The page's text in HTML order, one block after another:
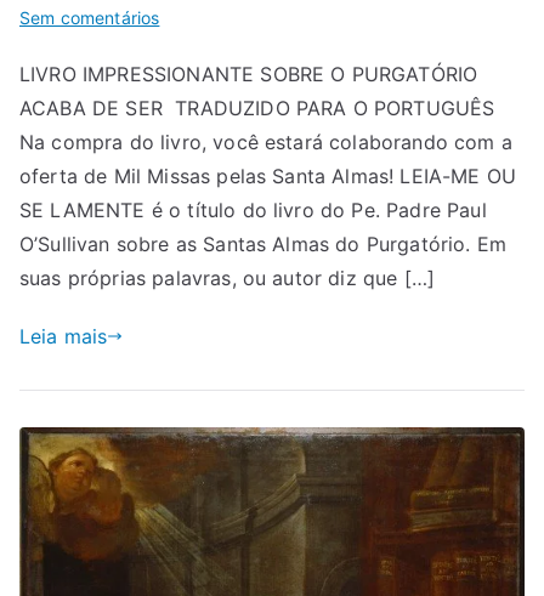
Sem comentários
LIVRO IMPRESSIONANTE SOBRE O PURGATÓRIO
ACABA DE SER TRADUZIDO PARA O PORTUGUÊS
Na compra do livro, você estará colaborando com a
oferta de Mil Missas pelas Santa Almas! LEIA-ME OU
SE LAMENTE é o título do livro do Pe. Padre Paul
O’Sullivan sobre as Santas Almas do Purgatório. Em
suas próprias palavras, ou autor diz que […]
Leia mais